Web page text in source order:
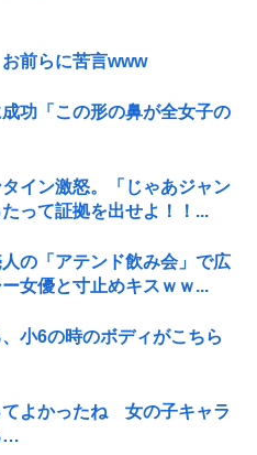
お前らに苦言www
功「この形の鼻が全女子の
イン激怒。「じゃあジャン
って証拠を出せよ！！...
の「アテンド飲み会」で広
女優と寸止めキスｗｗ...
小6の時のボディがこちら
てよかったね 女の子キャラ
…